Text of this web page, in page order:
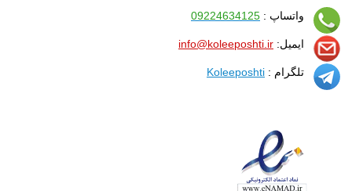
واتساپ : 09224634125
ایمیل: info@koleeposhti.ir
تلگرام : Koleeposhti